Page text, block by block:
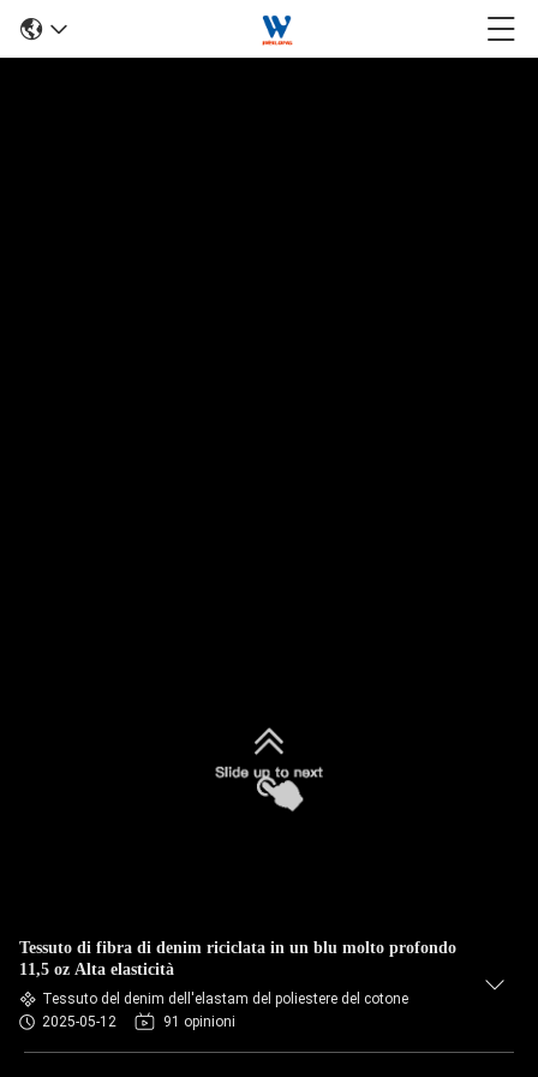
Tessuto di fibra di denim riciclata in un blu molto profondo
11,5 oz Alta elasticità
Tessuto del denim dell'elastam del poliestere del cotone
2025-05-12
91 opinioni